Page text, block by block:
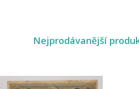
Nejprodávanější